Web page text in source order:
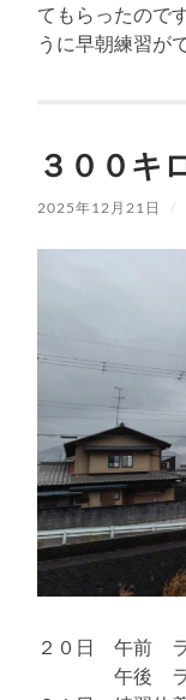
てもらったので
うに早朝練習が
３００キ
2025年12月21日 /
２０日 午前
午後 ラン１